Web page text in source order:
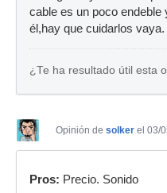
cable es un poco
él,hay que cuidarlos vaya.
¿Te ha resultado útil esta
Opinión de solker el 03/
Pros: Precio. Sonido